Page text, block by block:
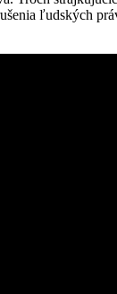
ľudských